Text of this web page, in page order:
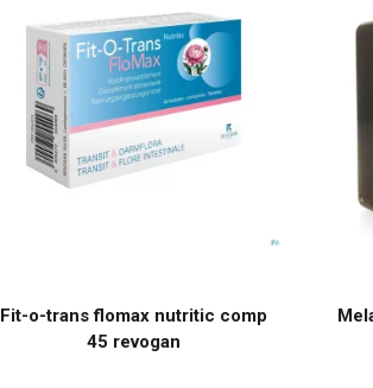
Fit-o-trans flomax nutritic comp
45 revogan